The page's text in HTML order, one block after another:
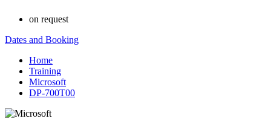
on request
Dates and Booking
Home
Training
Microsoft
DP-700T00